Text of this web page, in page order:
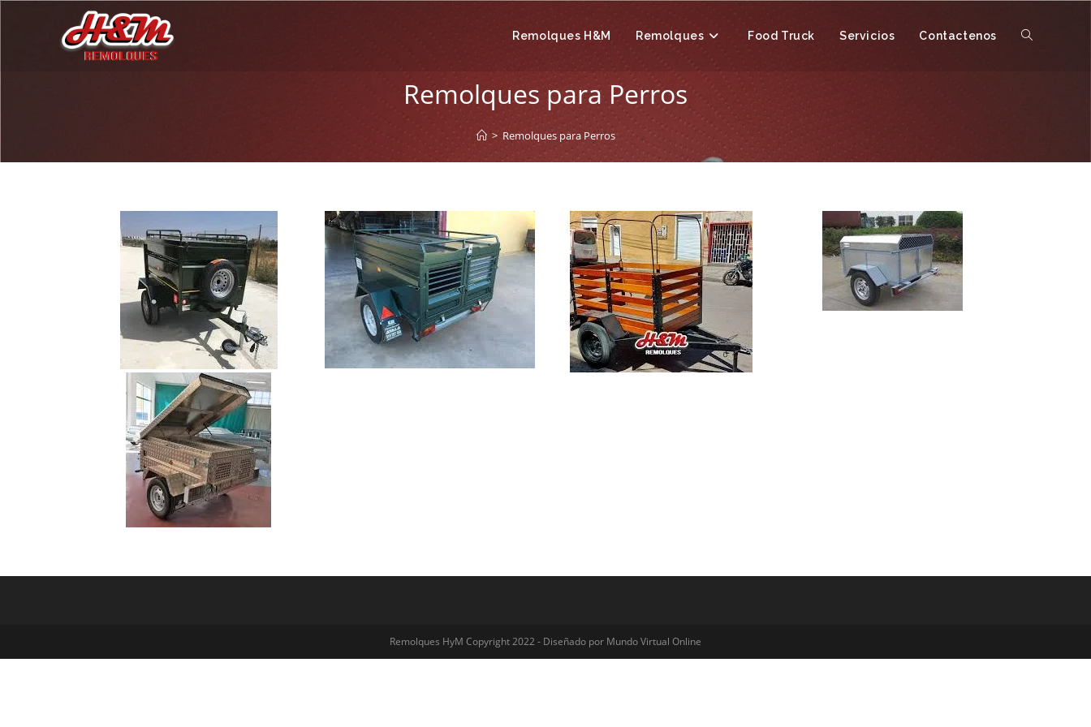
Remolques H&M Remolques Food Truck Servicios Contactenos
Remolques para Perros
> Remolques para Perros
Remolques HyM Copyright 2022 - Diseñado por Mundo Virtual Online